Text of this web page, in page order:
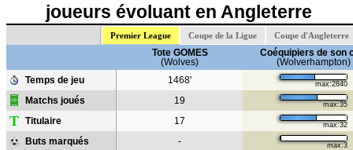
joueurs évoluant en Angleterre
Premier League Coupe de la Ligue Coupe d'Angleterre
Tote GOMES
(Wolves)
Coéquipiers de son
(Wolverhampton)
Temps de jeu
1468' max:2840
Matchs joués 19 max:35
T Titulaire 17 max:32
Buts marqués - max:3